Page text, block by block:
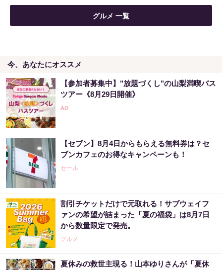
アマゾンで大人気！血圧対策はコーヒーに足
「怖いくらい貯金が増えた…」占い師の言う
通りにしてみただけ
PR（合同会社デジタルファーム ）
PR（合同会社デジタルファーム ）
グルメ 一覧
今、あなたにオススメ
【参加者募集中】"放題づくし"の山梨満喫バス
ツアー《8月29日開催》
【セブン】8月4日からもらえる無料券は？セ
ブンカフェのお得なキャンペーンも！
セール
割引チケットだけで元取れる！サブウェイフ
ァンの希望が詰まった「夏の福袋」は8月7日
から数量限定で発売。
グルメ
夏休みの救世主現る！山本ゆりさんが「夏休